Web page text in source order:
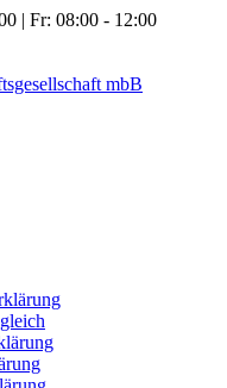
| Fr: 08:00 - 12:00